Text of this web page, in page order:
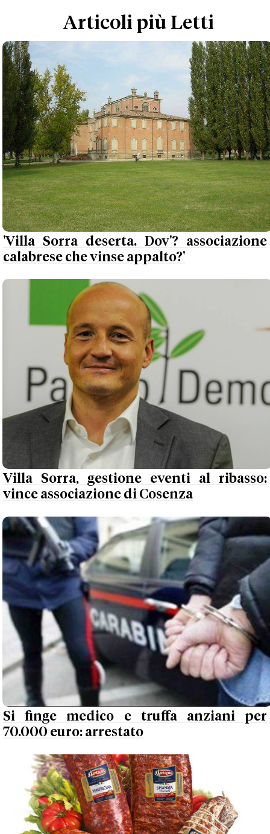
Articoli più Letti
'Villa Sorra deserta. Dov'? associazione
calabrese che vinse appalto?'
Villa Sorra, gestione eventi al ribasso:
vince associazione di Cosenza
Si finge medico e truffa anziani per
70.000 euro: arrestato